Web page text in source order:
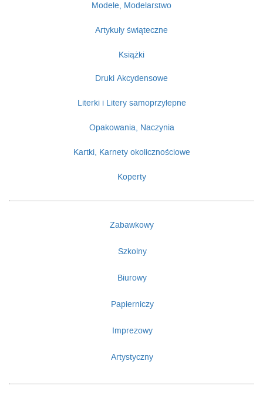
Modele, Modelarstwo
Artykuły świąteczne
Książki
Druki Akcydensowe
Literki i Litery samoprzylepne
Opakowania, Naczynia
Kartki, Karnety okolicznościowe
Koperty
Zabawkowy
Szkolny
Biurowy
Papierniczy
Imprezowy
Artystyczny